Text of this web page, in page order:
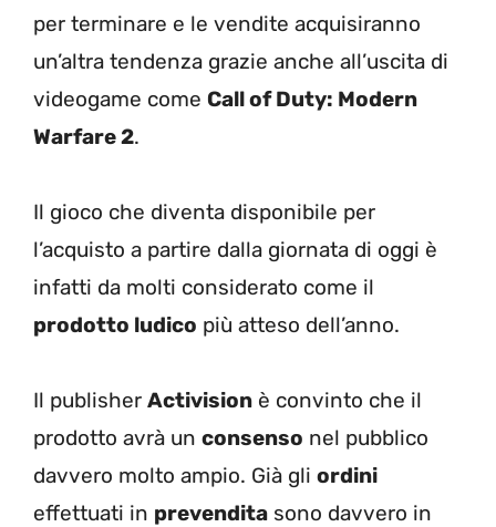
per terminare e le vendite acquisiranno
un’altra tendenza grazie anche all’uscita di
videogame come Call of Duty: Modern
Warfare 2.
Il gioco che diventa disponibile per
l’acquisto a partire dalla giornata di oggi è
infatti da molti considerato come il
prodotto ludico più atteso dell’anno.
Il publisher Activision è convinto che il
prodotto avrà un consenso nel pubblico
davvero molto ampio. Già gli ordini
effettuati in prevendita sono davvero in